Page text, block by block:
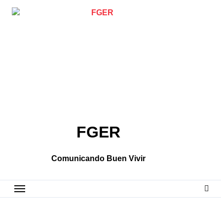
FGER
Comunicando Buen Vivir